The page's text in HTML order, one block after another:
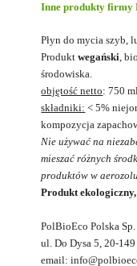
Inne produkty firmy
Płyn do mycia szyb,
Produktwegański,
środowiska.
objętość netto: 750
składniki: < 5%
kompozycja
Nie używać na
mieszać różnych
produktów w
Produkt
PolBioEco Polska Sp.
ul. Do Dysa 5, 20-
email: